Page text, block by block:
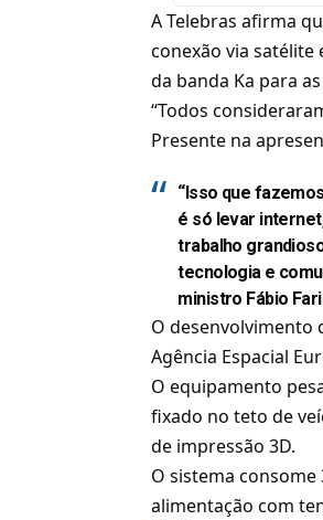
ATelebras afirma
conexão via
da banda Ka para
“Todos
Presente na
“Isso que
é só levar
trabalho
tecnologia e
ministro Fábio
O desenvolvimento
Agência Espacial
O equipamento
fixado no teto de
de impressão 3D.
O sistema
alimentação com